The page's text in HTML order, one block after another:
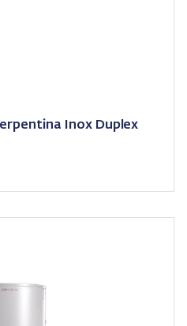
Inox Duplex